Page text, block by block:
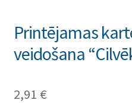
Printējamas
veidošana
2,91 €